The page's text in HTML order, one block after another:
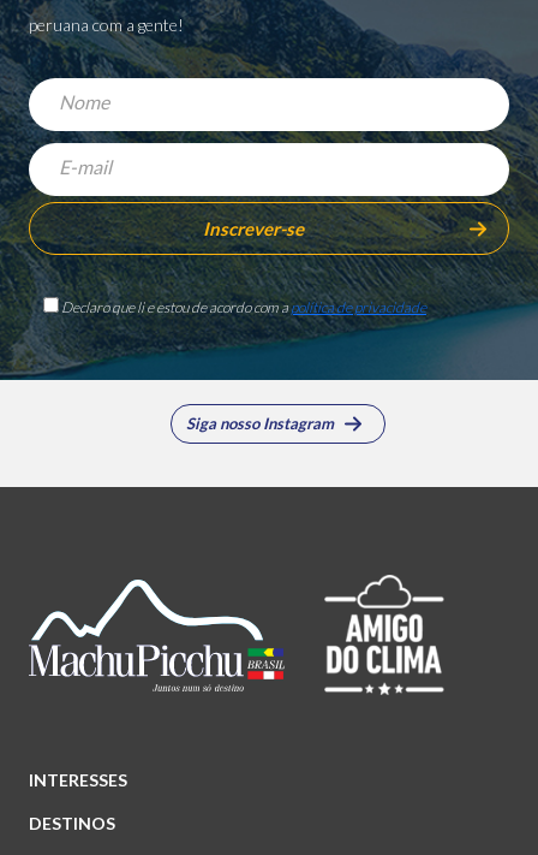
peruana com a gente!
Declaro que li e estou de acordo com a política de privacidade
Siga nosso Instagram
INTERESSES
DESTINOS